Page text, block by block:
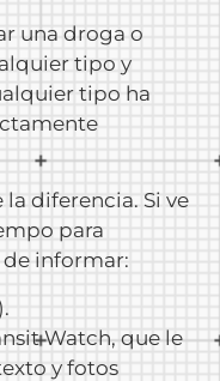
una droga o
tipo y
tipo ha
diferencia. Si ve
para
informar:
Watch, que le
y fotos